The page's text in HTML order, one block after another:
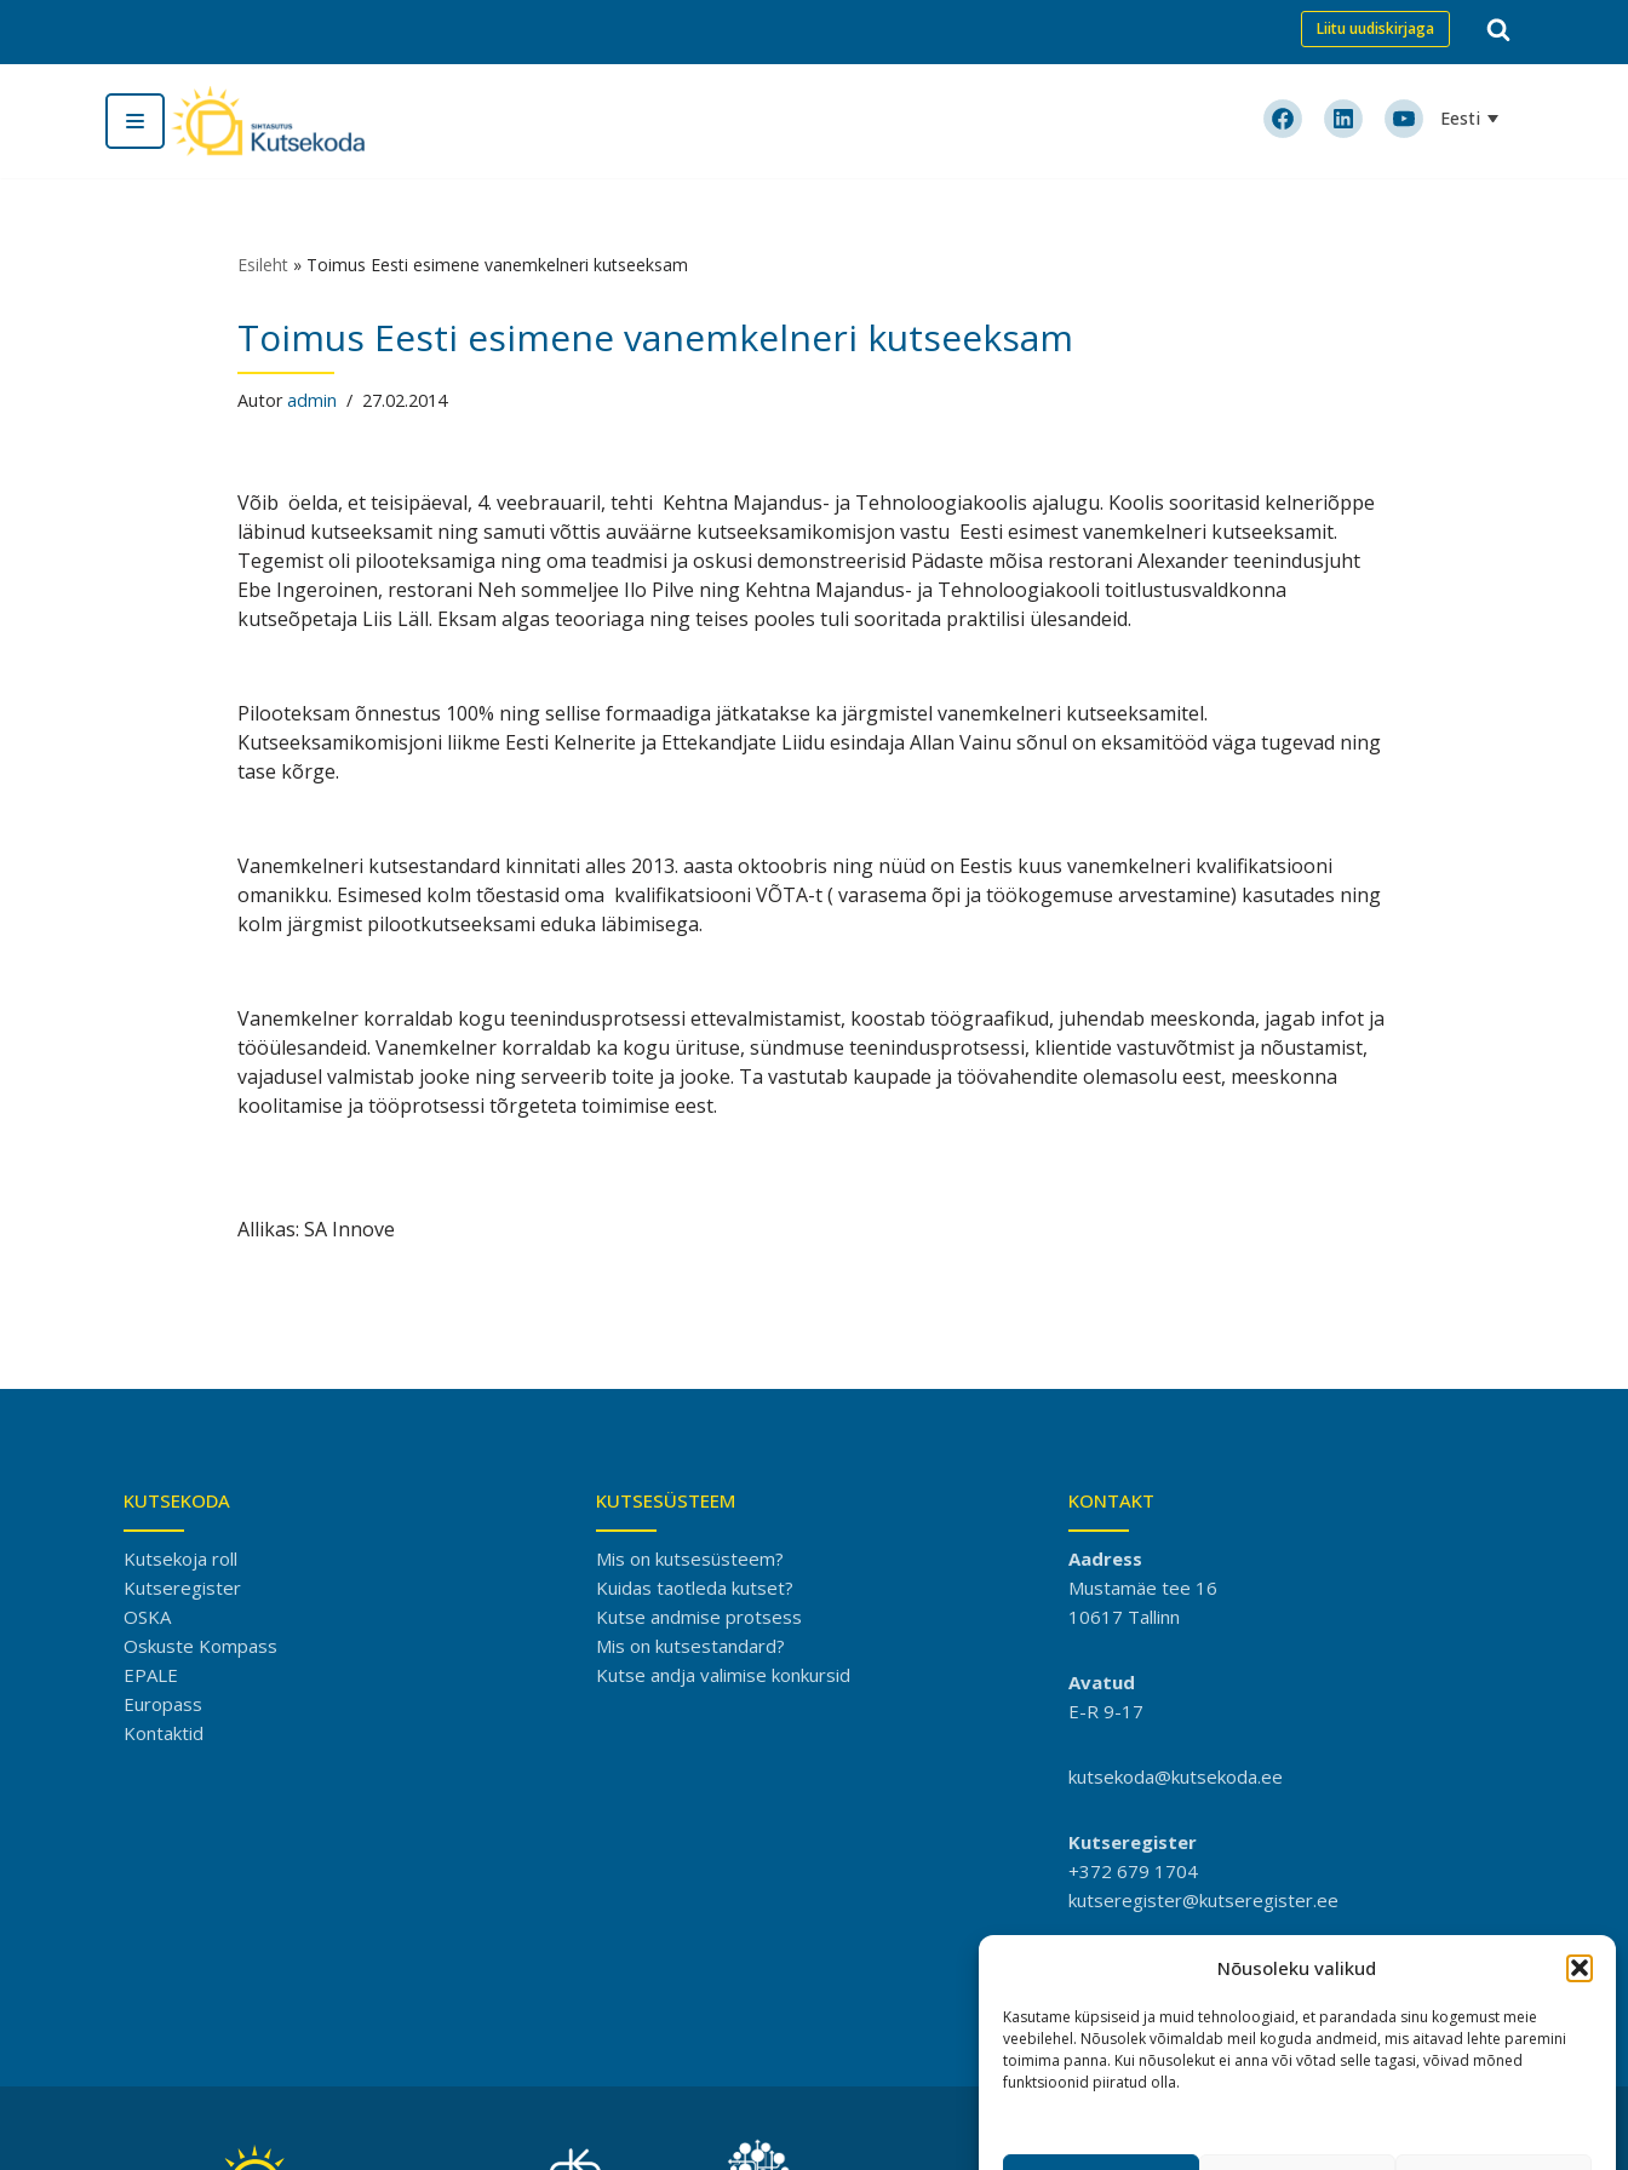
Nõusoleku valikud
Kasutame küpsiseid ja muid tehnoloogiaid, et parandada sinu kogemust meie
veebilehel. Nõusolek võimaldab meil koguda andmeid, mis aitavad lehte paremini
toimima panna. Kui nõusolekut ei anna või võtad selle tagasi, võivad mõned
funktsioonid piiratud olla.
Skip
Liitu uudiskirjaga
Eesti
Esileht» Toimus Eesti esimene vanemkelneri kutseeksam
Toimus Eesti esimene vanemkelneri kutseeksam
Autoradmin 27.02.2014
Võib öelda, et teisipäeval, 4. veebrauaril, tehti Kehtna Majandus- ja Tehnoloogiakoolis ajalugu. Koolis sooritasid kelneriõppe
läbinud kutseeksamit ning samuti võttis auväärne kutseeksamikomisjon vastu Eesti esimest vanemkelneri kutseeksamit.
Tegemist oli pilooteksamiga ning oma teadmisi ja oskusi demonstreerisid Pädaste mõisa restorani Alexander teenindusjuht
Ebe Ingeroinen, restorani Neh sommeljee Ilo Pilve ning Kehtna Majandus- ja Tehnoloogiakooli toitlustusvaldkonna
kutseõpetaja Liis Läll. Eksam algas teooriaga ning teises pooles tuli sooritada praktilisi ülesandeid.
Pilooteksam õnnestus 100% ning sellise formaadiga jätkatakse ka järgmistel vanemkelneri kutseeksamitel.
Kutseeksamikomisjoni liikme Eesti Kelnerite ja Ettekandjate Liidu esindaja Allan Vainu sõnul on eksamitööd väga tugevad ning
tase kõrge.
Vanemkelneri kutsestandard kinnitati alles 2013. aasta oktoobris ning nüüd on Eestis kuus vanemkelneri kvalifikatsiooni
omanikku. Esimesed kolm tõestasid oma kvalifikatsiooni VÕTA-t ( varasema õpi ja töökogemuse arvestamine) kasutades ning
kolm järgmist pilootkutseeksami eduka läbimisega.
Vanemkelner korraldab kogu teenindusprotsessi ettevalmistamist, koostab töögraafikud, juhendab meeskonda, jagab infot ja
tööülesandeid. Vanemkelner korraldab ka kogu ürituse, sündmuse teenindusprotsessi, klientide vastuvõtmist ja nõustamist,
vajadusel valmistab jooke ning serveerib toite ja jooke. Ta vastutab kaupade ja töövahendite olemasolu eest, meeskonna
koolitamise ja tööprotsessi tõrgeteta toimimise eest.
Allikas: SA Innove
KUTSEKODA
Kutsekoja roll
Kutseregister
OSKA
Oskuste Kompass
EPALE
Europass
Kontaktid
KUTSESÜSTEEM
Mis on kutsesüsteem?
Kuidas taotleda kutset?
Kutse andmise protsess
Mis on kutsestandard?
Kutse andja valimise konkursid
KONTAKT
Aadress
Mustamäe tee 16
10617 Tallinn
Avatud
E-R 9-17
kutsekoda@kutsekoda.ee
Kutseregister
+372 679 1704
kutseregister@kutseregister.ee